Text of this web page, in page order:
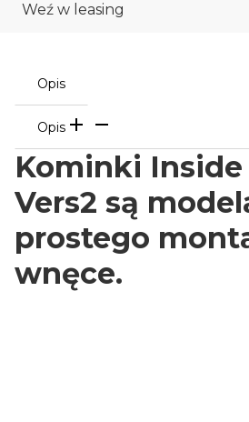
Weź w leasing
Opis
Opis
Kominki Inside
Vers2 są
prostego
wnęce.